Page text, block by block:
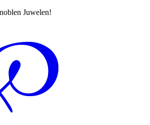
Juwelen!